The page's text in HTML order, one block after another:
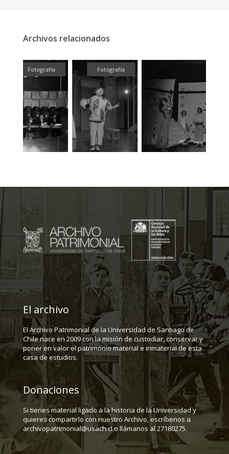
Archivos relacionados
Fotografía
El archivo
El Archivo Patrimonial de la Universidad de Santiago de
Chile nace en 2009 con la misión de custodiar, conservar y
poner en valor el patrimonio material e inmaterial de esta
casa de estudios.
Donaciones
Si tienes material ligado a la historia de la Universidad y
quieres compartirlo con nuestro Archivo, escríbenos a
archivopatrimonial@usach.cl o llámanos al 27180275.